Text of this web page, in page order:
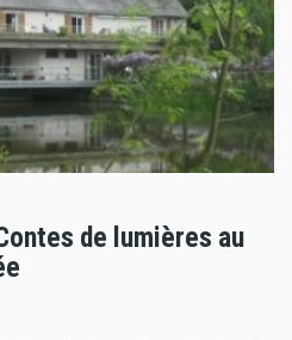
de lumières au